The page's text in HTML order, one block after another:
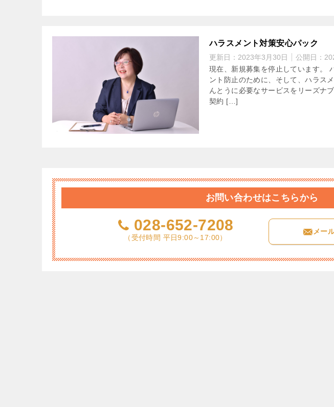
ハラスメント対策安心パック
更新日： 2023年3月30日 公開日：
現在、新規募集を停止しています。
ント防止のために、そして、ハラス
んとうに必要なサービスをリーズナ
契約 […]
お問い合わせはこちらから
028-652-7208
（受付時間 平日9:00～17:00）
メー